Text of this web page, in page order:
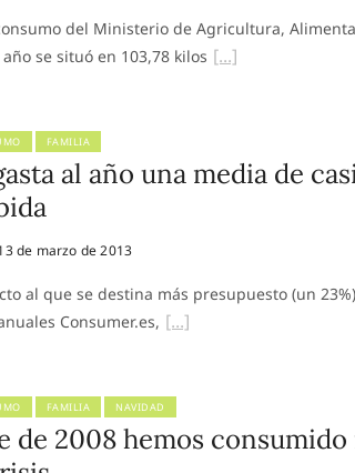
del Ministerio de Agricultura,
se situó en 103,78 kilos
FAMILIA
al año una media de
de marzo de 2013
al que se destina más presupuesto (un
Consumer.es,
FAMILIA NAVIDAD
de 2008 hemos consumido